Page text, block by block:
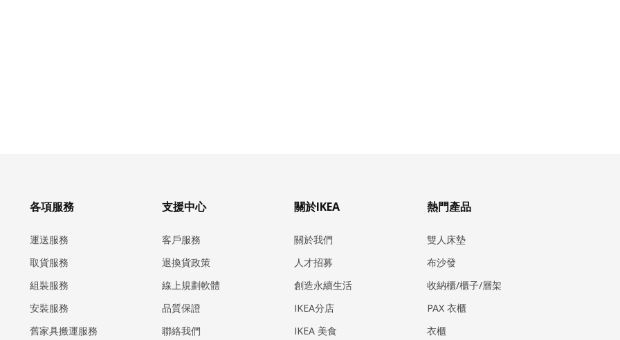
各項服務
運送服務
取貨服務
組裝服務
安裝服務
​舊家具搬運服務
支援中心
客戶服務
退換貨政策
線上規劃軟體
品質保證
聯絡我們
關於IKEA
關於我們
人才招募
創造永續生活
IKEA分店
IKEA 美食
熱門產品
雙人床墊
布沙發
收納櫃/櫃子/層架
PAX 衣櫃
衣櫃